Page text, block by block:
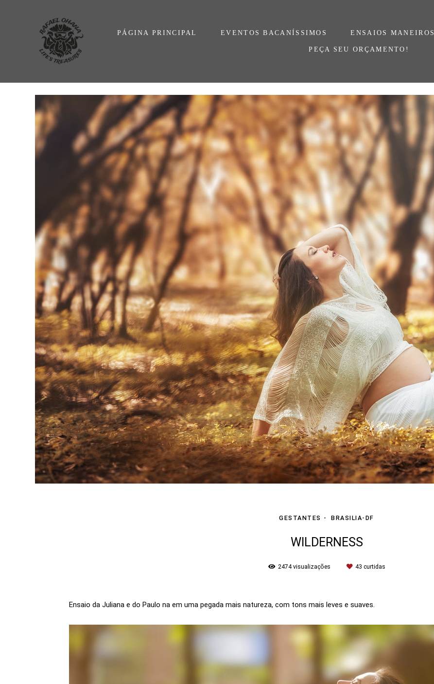
PÁGINA PRINCIPAL EVENTOS BACANÍSSIMOS ENSAIOS MANEIROS
PEÇA SEU ORÇAMENTO!
GESTANTES BRASILIA-DF
WILDERNESS
2474visualizações 43 curtidas
Ensaio da Juliana e do Paulo na em uma pegada mais natureza, com tons mais leves e suaves.